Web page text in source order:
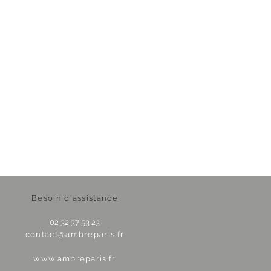
Besoin d'assistance
02 32 37 53 23
contact@ambreparis.fr
www.ambreparis.fr